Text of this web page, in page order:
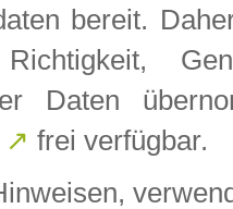
bereit.
Daten
↗ frei verfügbar.